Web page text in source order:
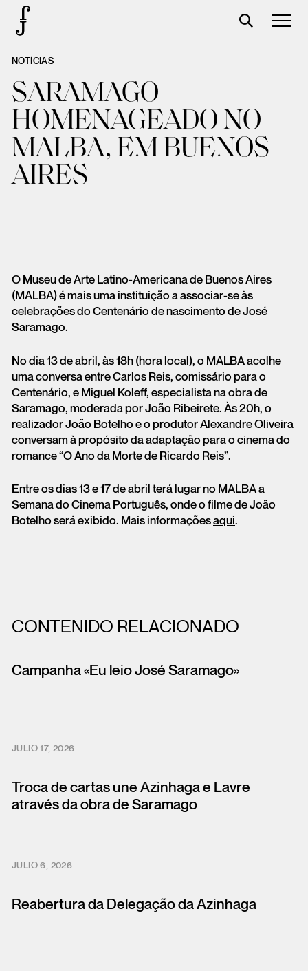
José Saramago
Programación
La Fundación
Aparceros
Centenario
Acceso
NOTÍCIAS
SARAMAGO
HOMENAGEADO NO
MALBA, EM BUENOS
AIRES
O Museu de Arte Latino-Americana de Buenos Aires
(MALBA) é mais uma instituição a associar-se às
celebrações do Centenário de nascimento de José
Saramago.
No dia 13 de abril, às 18h (hora local), o MALBA acolhe
uma conversa entre Carlos Reis, comissário para o
Centenário, e Miguel Koleff, especialista na obra de
Saramago, moderada por João Ribeirete. Às 20h, o
realizador João Botelho e o produtor Alexandre Oliveira
conversam à propósito da adaptação para o cinema do
romance “O Ano da Morte de Ricardo Reis”.
Entre os dias 13 e 17 de abril terá lugar no MALBA a
Semana do Cinema Português, onde o filme de João
Botelho será exibido. Mais informaçõesaqui.
CONTENIDO RELACIONADO
Campanha «Eu leio José Saramago»
JULIO 17, 2026
Troca de cartas une Azinhaga e Lavre
através da obra de Saramago
JULIO 6, 2026
Reabertura da Delegação da Azinhaga